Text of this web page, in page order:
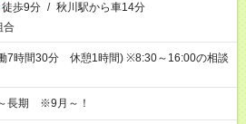
歩9分 / 秋川駅から車14分
合
7時間30分 休憩1時間) ※8:30～16:00の相談
長期 ※9月～！